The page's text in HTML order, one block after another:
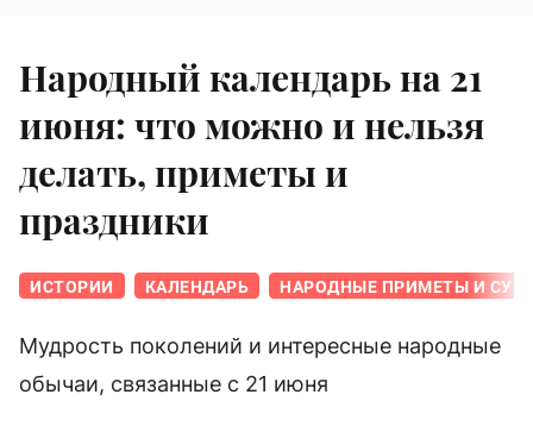
Народный календарь на 21
июня: что можно и нельзя
делать, приметы и
праздники
ИСТОРИИ КАЛЕНДАРЬ НАРОДНЫЕ ПРИМЕТЫ И
Мудрость поколений и интересные народные
обычаи, связанные с 21 июня